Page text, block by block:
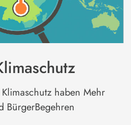
haben Mehr
BürgerBegehren